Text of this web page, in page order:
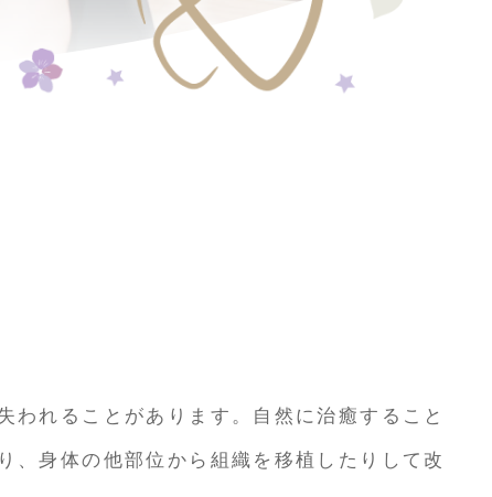
れることがあります。自然に治癒すること
、身体の他部位から組織を移植したりして改